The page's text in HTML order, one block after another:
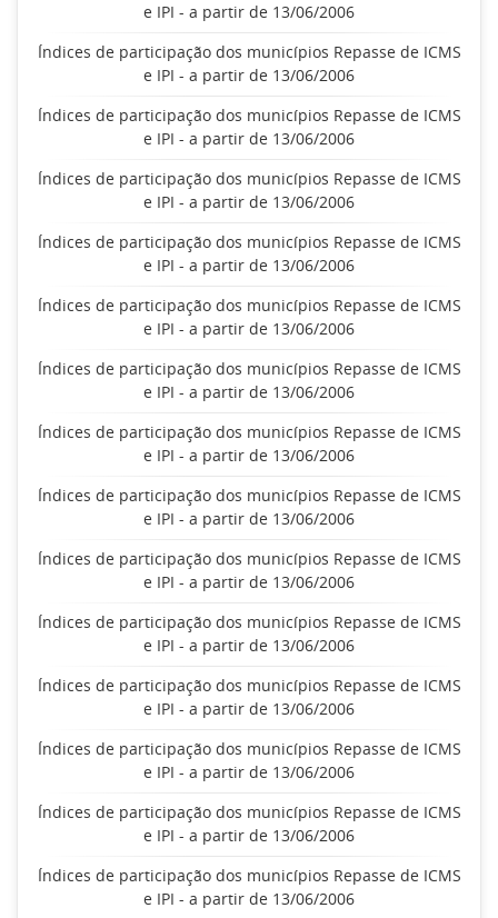
e IPI - a partir de 13/06/2006
Índices de participação dos municípios Repasse de ICMS
e IPI - a partir de 13/06/2006
Índices de participação dos municípios Repasse de ICMS
e IPI - a partir de 13/06/2006
Índices de participação dos municípios Repasse de ICMS
e IPI - a partir de 13/06/2006
Índices de participação dos municípios Repasse de ICMS
e IPI - a partir de 13/06/2006
Índices de participação dos municípios Repasse de ICMS
e IPI - a partir de 13/06/2006
Índices de participação dos municípios Repasse de ICMS
e IPI - a partir de 13/06/2006
Índices de participação dos municípios Repasse de ICMS
e IPI - a partir de 13/06/2006
Índices de participação dos municípios Repasse de ICMS
e IPI - a partir de 13/06/2006
Índices de participação dos municípios Repasse de ICMS
e IPI - a partir de 13/06/2006
Índices de participação dos municípios Repasse de ICMS
e IPI - a partir de 13/06/2006
Índices de participação dos municípios Repasse de ICMS
e IPI - a partir de 13/06/2006
Índices de participação dos municípios Repasse de ICMS
e IPI - a partir de 13/06/2006
Índices de participação dos municípios Repasse de ICMS
e IPI - a partir de 13/06/2006
Índices de participação dos municípios Repasse de ICMS
e IPI - a partir de 13/06/2006